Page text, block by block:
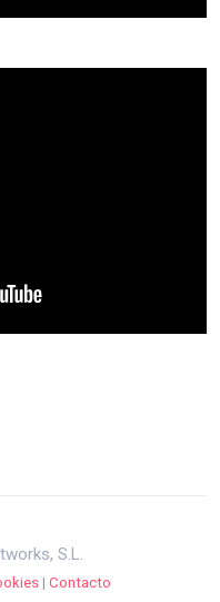
S.L.
| Contacto